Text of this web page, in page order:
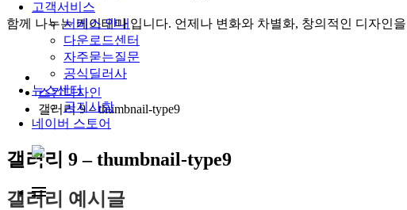
고객서비스
서비스 안내
다운로드센터
자주묻는질문
공식딜러사
뉴스센터
공지사항
네이버 스토어
함께 나누는 케이테마 입니다. 언제나 변화와 차별화, 창의적인 디자인
스킨디자인
갤러리 9 – thumbnail-type9
갤러리 9 – thumbnail-type9
갤러리 예시글